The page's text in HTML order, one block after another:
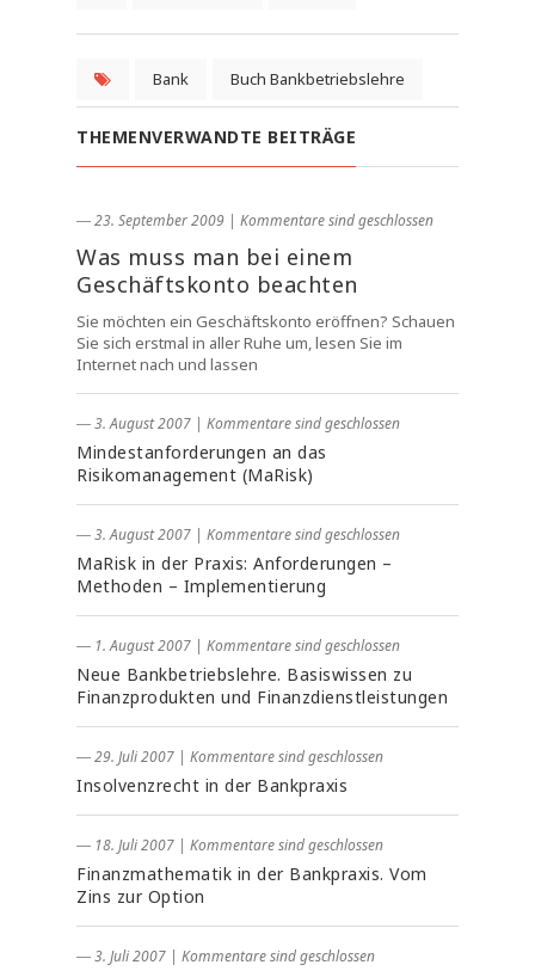
Bank Buch Bankbetriebslehre
THEMENVERWANDTE BEITRÄGE
― 23. September 2009 | Kommentare sind geschlossen
Was muss man bei einem
Geschäftskonto beachten
Sie möchten ein Geschäftskonto eröffnen? Schauen
Sie sich erstmal in aller Ruhe um, lesen Sie im
Internet nach und lassen
― 3. August 2007 | Kommentare sind geschlossen
Mindestanforderungen an das
Risikomanagement (MaRisk)
― 3. August 2007 | Kommentare sind geschlossen
MaRisk in der Praxis: Anforderungen –
Methoden – Implementierung
― 1. August 2007 | Kommentare sind geschlossen
Neue Bankbetriebslehre. Basiswissen zu
Finanzprodukten und Finanzdienstleistungen
― 29. Juli 2007 | Kommentare sind geschlossen
Insolvenzrecht in der Bankpraxis
― 18. Juli 2007 | Kommentare sind geschlossen
Finanzmathematik in der Bankpraxis. Vom
Zins zur Option
― 3. Juli 2007 | Kommentare sind geschlossen